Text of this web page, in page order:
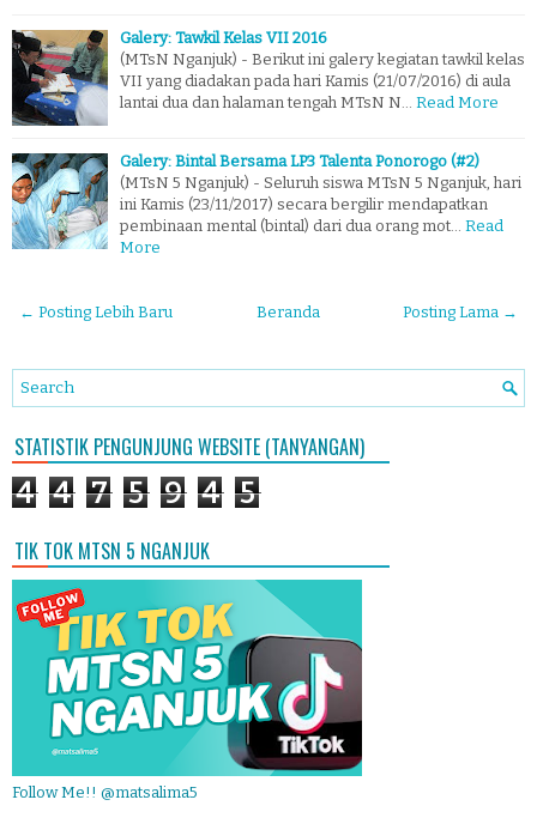
Galery: Tawkil Kelas VII 2016
(MTsN Nganjuk) - Berikut ini galery kegiatan tawkil kelas
VII yang diadakan pada hari Kamis (21/07/2016) di aula
lantai dua dan halaman tengah MTsN N…
Read More
Galery: Bintal Bersama LP3 Talenta Ponorogo (#2)
(MTsN 5 Nganjuk) - Seluruh siswa MTsN 5 Nganjuk, hari
ini Kamis (23/11/2017) secara bergilir mendapatkan
pembinaan mental (bintal) dari dua orang mot…
Read
More
← Posting Lebih Baru Posting Lama →
Beranda
STATISTIK PENGUNJUNG WEBSITE (TANYANGAN)
4 4 7 5 9 4 5
TIK TOK MTSN 5 NGANJUK
Follow Me!! @matsalima5